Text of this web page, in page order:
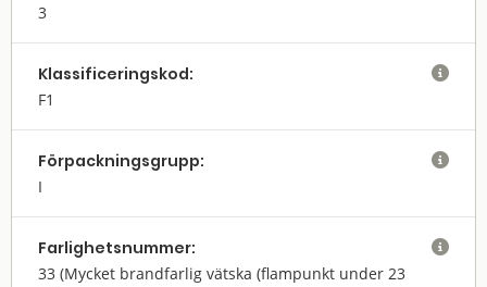
3
Klassifi­cerings­kod:
F1

Förpack­nings­grupp:
I

Farlighets­nummer:
33 (Mycket brandfarlig vätska (flampunkt under 23
